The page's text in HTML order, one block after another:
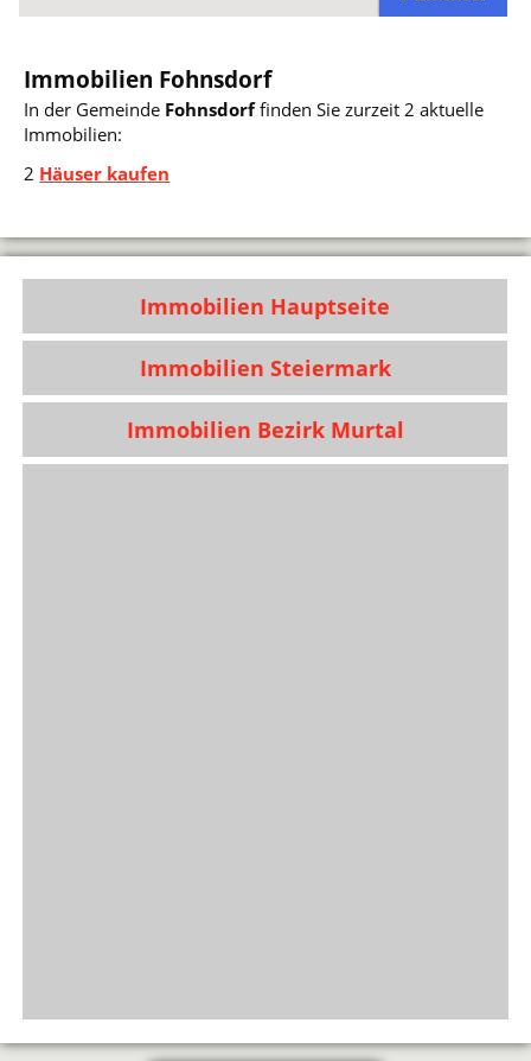
Immobilien Fohnsdorf
In der Gemeinde Fohnsdorffinden Sie zurzeit 2 aktuelle
Immobilien:
2 Häuser kaufen
Immobilien Hauptseite
Immobilien Steiermark
Immobilien Bezirk Murtal